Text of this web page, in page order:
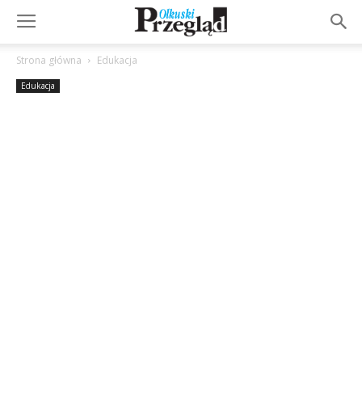
Strona główna Edukacja
Edukacja